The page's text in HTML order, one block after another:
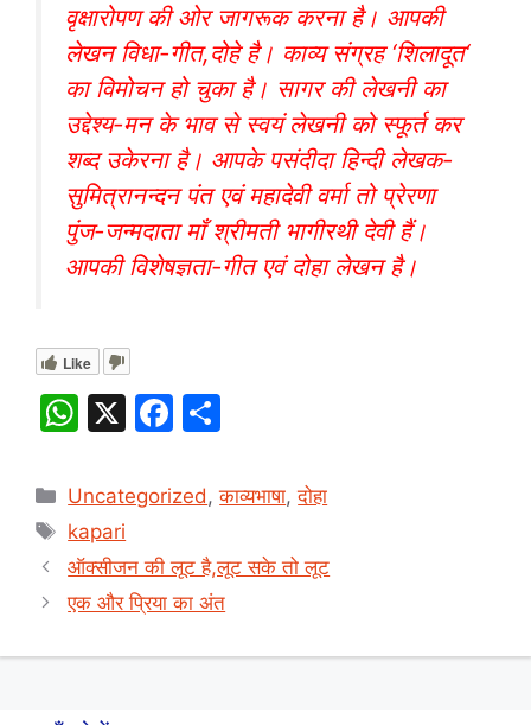
वृक्षारोपण की ओर जागरूक करना है। आपकी
लेखन विधा-गीत,दोहे है। काव्य संग्रह ‘शिलादूत‘
का विमोचन हो चुका है। सागर की लेखनी का
उद्देश्य-मन के भाव से स्वयं लेखनी को स्फूर्त कर
शब्द उकेरना है। आपके पसंदीदा हिन्दी लेखक-
सुमित्रानन्दन पंत एवं महादेवी वर्मा तो प्रेरणा
पुंज-जन्मदाता माँ श्रीमती भागीरथी देवी हैं।
आपकी विशेषज्ञता-गीत एवं दोहा लेखन है।
Like
W
at
s
A
p
X
F
c
b
o
ar
Categories
Uncategorized,काव्यभाषा,दोहा
Tags
kapari
ऑक्सीजन की लूट है,लूट सके तो लूट
एक और प्रिया का अंत